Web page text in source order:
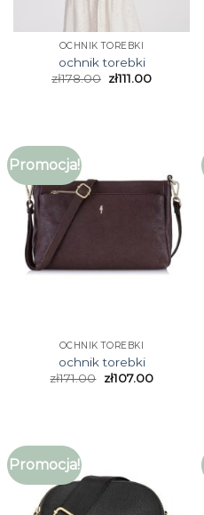
OCHNIK TOREBKI
ochnik torebki
zł178.00 zł111.00
Promocja!
OCHNIK TOREBKI
ochnik torebki
zł171.00 zł107.00
Promocja!